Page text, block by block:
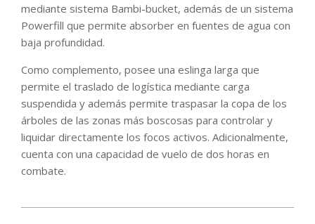
mediante sistema Bambi-bucket, además de un sistema
Powerfill que permite absorber en fuentes de agua con
baja profundidad.
Como complemento, posee una eslinga larga que
permite el traslado de logística mediante carga
suspendida y además permite traspasar la copa de los
árboles de las zonas más boscosas para controlar y
liquidar directamente los focos activos. Adicionalmente,
cuenta con una capacidad de vuelo de dos horas en
combate.